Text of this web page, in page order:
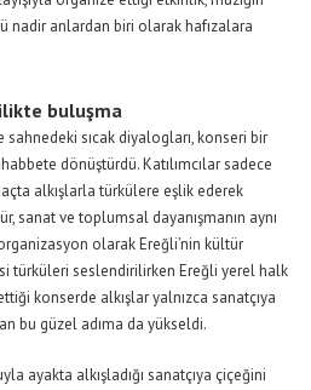
anlardan biri olarak hafızalara
buluşma
sahnedeki sıcak diyalogları, konseri bir
dönüştürdü. Katılımcılar sadece
alkışlarla türkülere eşlik ederek
sanat ve toplumsal dayanışmanın aynı
olarak Ereğli’nin kültür
türküleri seslendirilirken Ereğli yerel halk
konserde alkışlar yalnızca sanatçıya
bu güzel adıma da yükseldi.
ayakta alkışladığı sanatçıya çiçeğini